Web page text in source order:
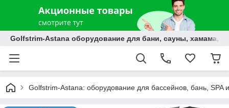
Golfstrim-Astana оборудование для бани, сауны, хамама,
Golfstrim-Astana: оборудование для бассейнов, бань, SPA